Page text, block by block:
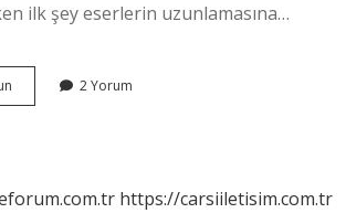
ilk şey eserlerin uzunlamasına…
Gotik
2 Yorum
https://carsiiletisim.com.tr